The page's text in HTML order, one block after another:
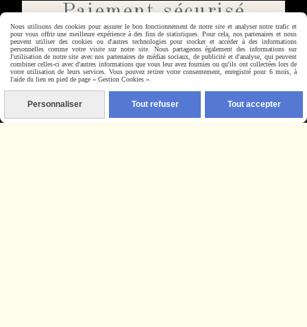
Paiement sécurisé
Nous contacter
Nous utilisons des cookies pour assurer le bon fonctionnement de notre site et analyser notre trafic et
pour vous offrir une meilleure expérience à des fins de statistiques. Pour cela, nos partenaires et nous
peuvent utiliser des cookies ou d'autres technologies pour stocker et accéder à des informations
personnelles comme votre visite sur notre site. Nous partageons également des informations sur
l'utilisation de notre site avec nos partenaires de médias sociaux, de publicité et d'analyse, qui peuvent
combiner celles-ci avec d'autres informations que vous leur avez fournies ou qu'ils ont collectées lors de
votre utilisation de leurs services. Vous pouvez retirer votre consentement, enregistré pour 6 mois, à
l'aide du lien en pied de page « Gestion Cookies ».
Personnaliser Tout refuser Tout accepter